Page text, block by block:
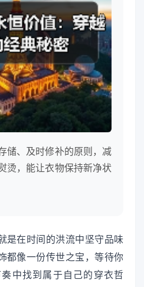
储、及时修补的原则，减
烫，能让衣物保持新净状
是在时间的洪流中坚守品味
都像一份传世之宝，等待你
中找到属于自己的穿衣哲